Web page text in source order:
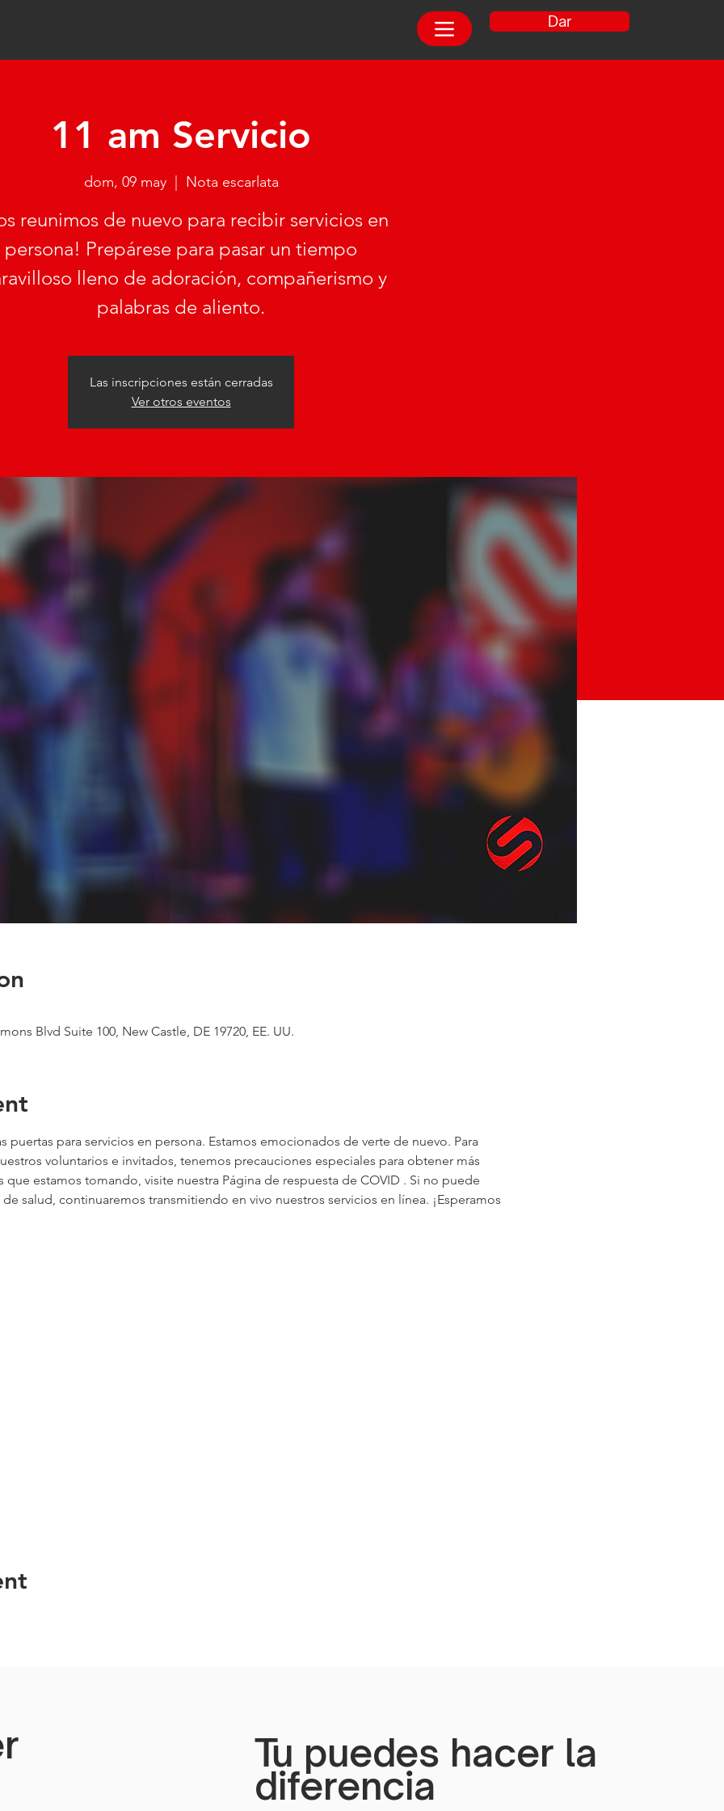
Dar
11 am Servicio
dom, 09 may
  |
Nota escarlata
reunimos de nuevo para recibir servicios en
persona! Prepárese para pasar un tiempo
lleno de adoración, compañerismo y
palabras de aliento.
Las inscripciones están cerradas
Ver otros eventos
Blvd Suite 100, New Castle, DE 19720, EE. UU.
puertas para servicios en persona. Estamos emocionados de verte de nuevo. Para
voluntarios e invitados, tenemos precauciones especiales para obtener más
estamos tomando, visite nuestra Página de respuesta de COVID . Si no puede
salud, continuaremos transmitiendo en vivo nuestros servicios en línea. ¡Esperamos
Tu puedes hacer la
diferencia